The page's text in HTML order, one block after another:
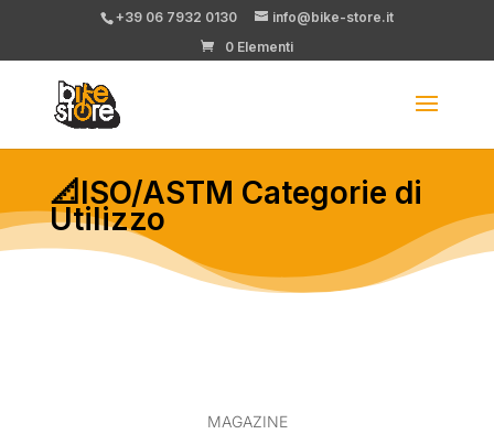
+39 06 7932 0130
info@bike-store.it
0 Elementi
📐ISO/ASTM Categorie di
Utilizzo
MAGAZINE